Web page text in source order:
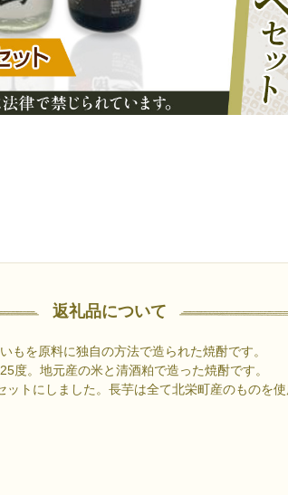
返礼品について
もを原料に独自の方法で造られた焼酎です。
度。地元産の米と清酒粕で造った焼酎です。
ットにしました。長芋は全て北栄町産のものを